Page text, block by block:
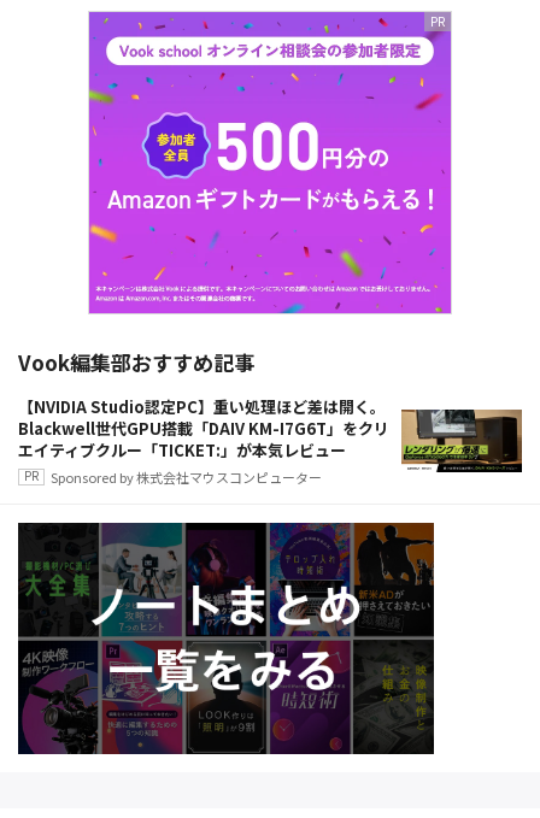
Vook編集部おすすめ記事
【NVIDIA Studio認定PC】重い処理ほど差は開く。
Blackwell世代GPU搭載「DAIV KM-I7G6T」をクリ
エイティブクルー「TICKET:」が本気レビュー
Sponsored by 株式会社マウスコンピューター